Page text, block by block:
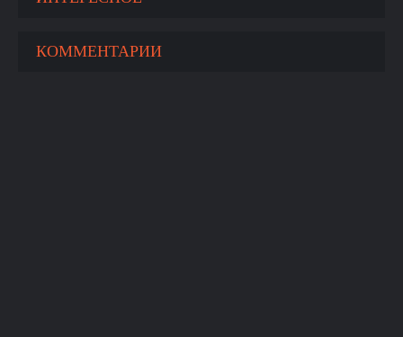
КОММЕНТАРИИ